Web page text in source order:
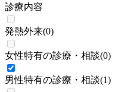
診療内容
発熱外来(0)
女性特有の診療・相談(0)
男性特有の診療・相談(1)